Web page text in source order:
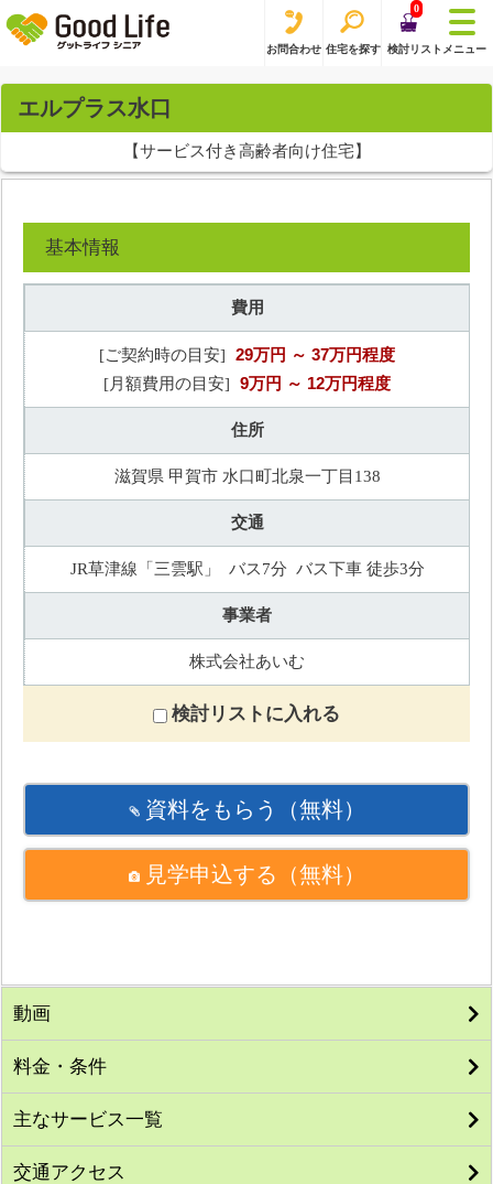
お問合わせ 住宅を探す
0
検討リスト メニュー
エルプラス水口
【サービス付き高齢者向け住宅】
基本情報
費用
[ご契約時の目安] 29万円 ～ 37万円程度
[月額費用の目安] 9万円 ～ 12万円程度
住所
滋賀県 甲賀市 水口町北泉一丁目138
交通
JR草津線「三雲駅」 バス7分 バス下車 徒歩3分
事業者
株式会社あいむ
検討リストに入れる
資料をもらう （無料）
見学申込する （無料）
動画
料金・条件
主なサービス一覧
交通アクセス